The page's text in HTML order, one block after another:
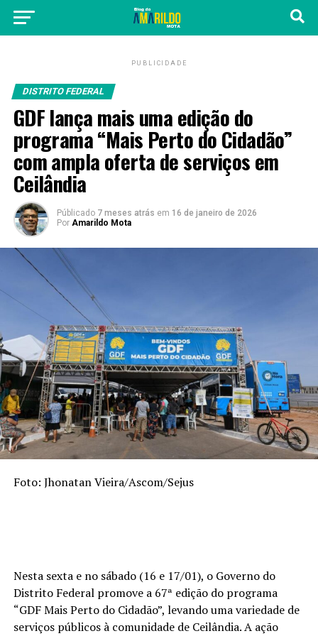
PUBLICIDADE
DISTRITO FEDERAL
GDF lança mais uma edição do
programa “Mais Perto do Cidadão”
com ampla oferta de serviços em
Ceilândia
Públicado 7 meses atrás em 16 de janeiro de 2026
Por Amarildo Mota
Foto: Jhonatan Vieira/Ascom/Sejus
Nesta sexta e no sábado (16 e 17/01), o Governo do
Distrito Federal promove a 67ª edição do programa
“GDF Mais Perto do Cidadão”, levando uma variedade de
serviços públicos à comunidade de Ceilândia. A ação